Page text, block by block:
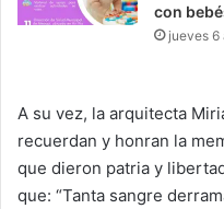
con
jueves 6
A su vez, la arquitecta
recuerdan y honran la
que dieron patria y
que: “Tanta sangre